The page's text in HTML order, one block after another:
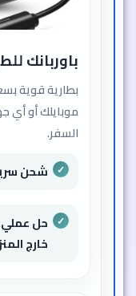
باوربانك
السفر.
شحن
حل عملي
خارج